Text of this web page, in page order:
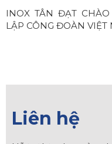
INOX TÂN ĐẠT
LẬP CÔNG ĐOÀN VIỆT
Liên hệ